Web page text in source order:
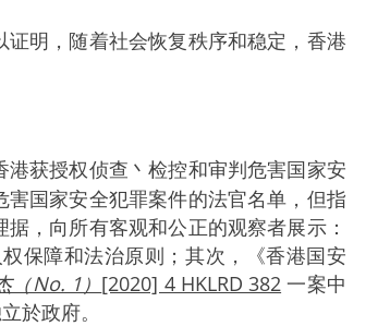
明，随着社会恢复秩序和稳定，香港
获授权侦查丶检控和审判危害国家安
国家安全犯罪案件的法官名单，但指
，向所有客观和公正的观察者展示：
保障和法治原则；其次，《香港国安
（No. 1） [2020] 4 HKLRD 382 一案中
於政府。